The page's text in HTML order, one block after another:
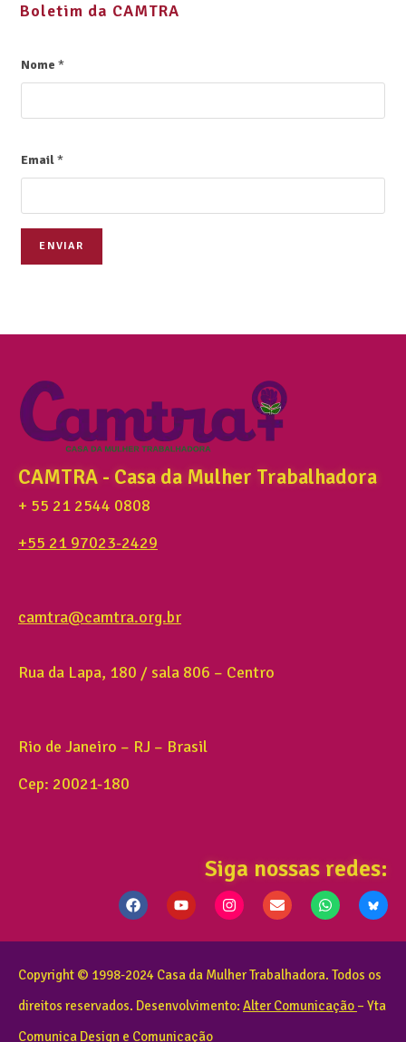
Boletim da CAMTRA
Nome*
Email*
ENVIAR
CAMTRA - Casa da Mulher Trabalhadora
+ 55 21 2544 0808
+55 21 97023-2429
camtra@camtra.org.br
Rua da Lapa, 180 / sala 806 – Centro
Rio de Janeiro – RJ – Brasil
Cep: 20021-180
Siga nossas redes:
Copyright © 1998-2024 Casa da Mulher Trabalhadora. Todos os
direitos reservados. Desenvolvimento: Alter Comunicação – Yta
Comunica Design e Comunicação